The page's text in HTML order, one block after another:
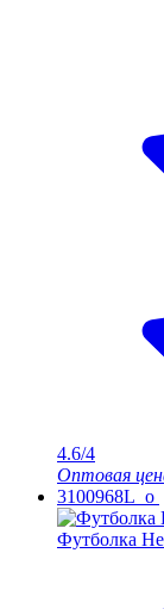
4.6/4
Оптовая
3100968L_o
Футболка